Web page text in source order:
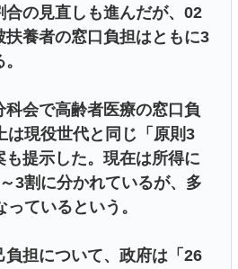
合の見直しも進んだが、02
養者の窓口負担はともに3
会で高齢者医療の窓口負
は現役世代と同じ「原則3
提示した。現在は所得に
3割に分かれているが、多
ているという。
担について、政府は「26